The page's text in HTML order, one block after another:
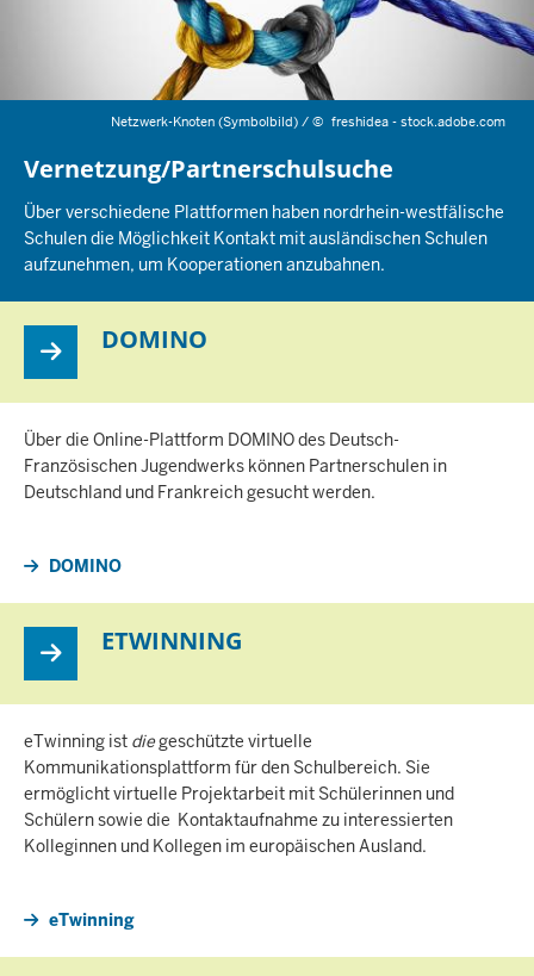
Netzwerk-Knoten (Symbolbild) /© freshidea - stock.adobe.com
Vernetzung/Partnerschulsuche
Über verschiedene Plattformen haben nordrhein-westfälische
Schulen die Möglichkeit Kontakt mit ausländischen Schulen
aufzunehmen, um Kooperationen anzubahnen.
DOMINO
Über die Online-Plattform DOMINO des Deutsch-
Französischen Jugendwerks können Partnerschulen in
Deutschland und Frankreich gesucht werden.
DOMINO
ETWINNING
eTwinning ist diegeschützte virtuelle
Kommunikationsplattform für den Schulbereich. Sie
ermöglicht virtuelle Projektarbeit mit Schülerinnen und
Schülern sowie die Kontaktaufnahme zu interessierten
Kolleginnen und Kollegen im europäischen Ausland.
eTwinning